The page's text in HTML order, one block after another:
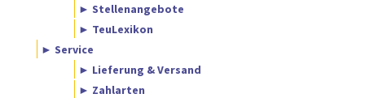
► Stellenangebote
► TeuLexikon
► Service
► Lieferung & Versand
► Zahlarten